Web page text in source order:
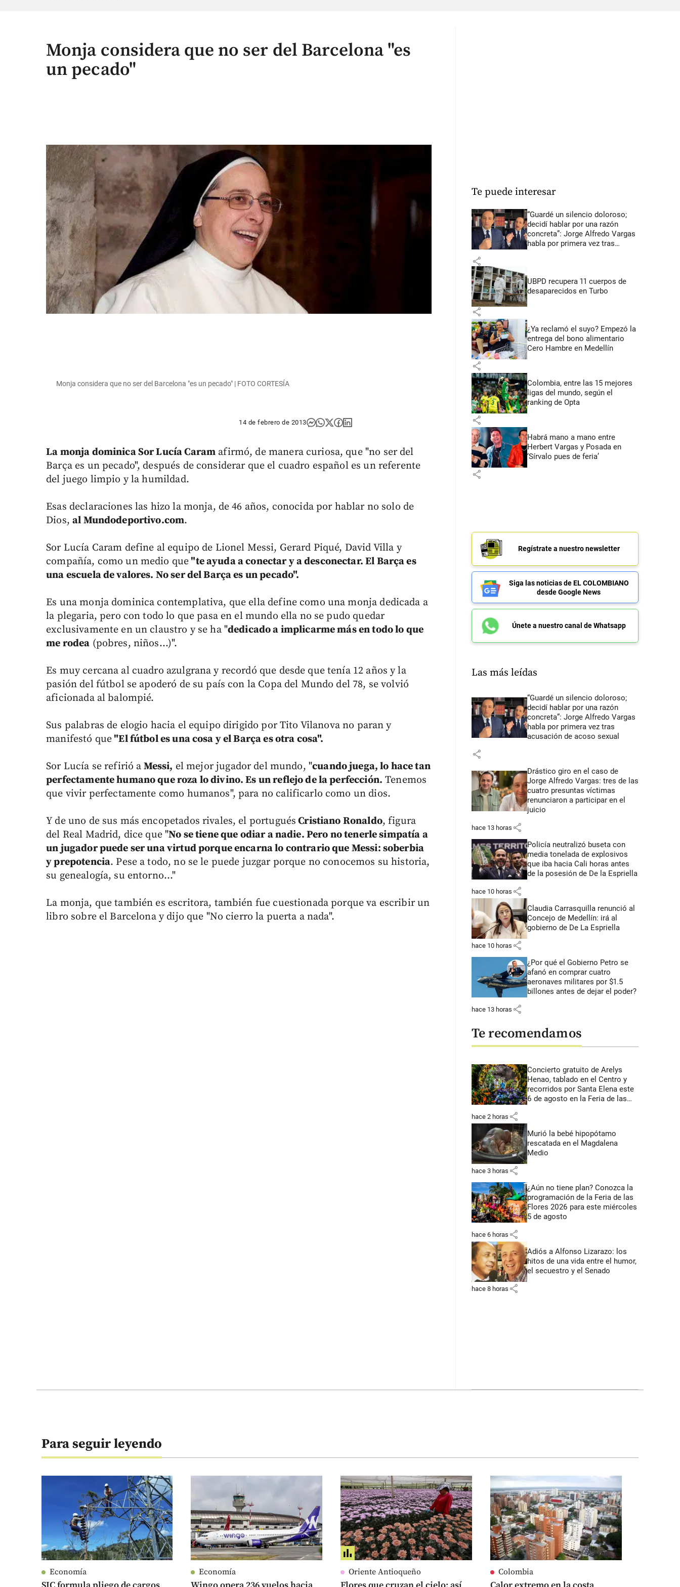
Monja considera que no ser del Barcelona "es
un pecado"
Monja considera que no ser del Barcelona "es un pecado" | FOTO CORTESÍA
14 de febrero de 2013
La monja dominica Sor Lucía Caram afirmó, de manera curiosa, que "no ser del
Barça es un pecado", después de considerar que el cuadro español es un referente
del juego limpio y la humildad.
Esas declaraciones las hizo la monja, de 46 años, conocida por hablar no solo de
Dios,al Mundodeportivo.com.
Sor Lucía Caram define al equipo de Lionel Messi, Gerard Piqué, David Villa y
compañía, como un medio que"te ayuda a conectar y a desconectar. El Barça es
una escuela de valores. No ser del Barça es un pecado".
Es una monja dominica contemplativa, que ella define como una monja dedicada a
la plegaria, pero con todo lo que pasa en el mundo ella no se pudo quedar
exclusivamente en un claustro y se ha "dedicado a implicarme más en todo lo que
me rodea (pobres, niños...)".
Es muy cercana al cuadro azulgrana y recordó que desde que tenía 12 años y la
pasión del fútbol se apoderó de su país con la Copa del Mundo del 78, se volvió
aficionada al balompié.
Sus palabras de elogio hacia el equipo dirigido por Tito Vilanova no paran y
manifestó que"El fútbol es una cosa y el Barça es otra cosa".
Sor Lucía se refirió a Messi, el mejor jugador del mundo, "cuando juega, lo hace tan
perfectamente humano que roza lo divino. Es un reflejo de la perfección. Tenemos
que vivir perfectamente como humanos", para no calificarlo como un dios.
Y de uno de sus más encopetados rivales, el portugués Cristiano Ronaldo, figura
del Real Madrid, dice que "No se tiene que odiar a nadie. Pero no tenerle simpatía a
un jugador puede ser una virtud porque encarna lo contrario que Messi: soberbia
y prepotencia. Pese a todo, no se le puede juzgar porque no conocemos su historia,
su genealogía, su entorno..."
La monja, que también es escritora, también fue cuestionada porque va escribir un
libro sobre el Barcelona y dijo que "No cierro la puerta a nada".
Te puede interesar
“Guardé un silencio doloroso;
decidí hablar por una razón
concreta”: Jorge Alfredo Vargas
habla por primera vez tras
share
UBPD recupera 11 cuerpos de
desaparecidos en Turbo
share
¿Ya reclamó el suyo? Empezó la
entrega del bono alimentario
Cero Hambre en Medellín
share
Colombia, entre las 15 mejores
ligas del mundo, según el
ranking de Opta
share
Habrá mano a mano entre
Herbert Vargas y Posada en
‘Sírvalo pues de feria’
share
Regístrate a nuestro newsletter
Siga las noticias de EL COLOMBIANO
desde Google News
Únete a nuestro canal de Whatsapp
Las más leídas
“Guardé un silencio doloroso;
decidí hablar por una razón
concreta”: Jorge Alfredo Vargas
habla por primera vez tras
acusación de acoso sexual
share
Drástico giro en el caso de
Jorge Alfredo Vargas: tres de las
cuatro presuntas víctimas
renunciaron a participar en el
juicio
hace 13 horas share
Policía neutralizó buseta con
media tonelada de explosivos
que iba hacia Cali horas antes
de la posesión de De la Espriella
hace 10 horas share
Claudia Carrasquilla renunció al
Concejo de Medellín: irá al
gobierno de De La Espriella
hace 10 horas share
¿Por qué el Gobierno Petro se
afanó en comprar cuatro
aeronaves militares por $1.5
billones antes de dejar el poder?
hace 13 horas share
Te recomendamos
Concierto gratuito de Arelys
Henao, tablado en el Centro y
recorridos por Santa Elena este
6 de agosto en la Feria de las
hace 2 horas share
Murió la bebé hipopótamo
rescatada en el Magdalena
Medio
hace 3 horas share
¿Aún no tiene plan? Conozca la
programación de la Feria de las
Flores 2026 para este miércoles
5 de agosto
hace 6 horas share
Adiós a Alfonso Lizarazo: los
hitos de una vida entre el humor,
el secuestro y el Senado
hace 8 horas share
Para seguir leyendo
Economía Economía Oriente Antioqueño Colombia